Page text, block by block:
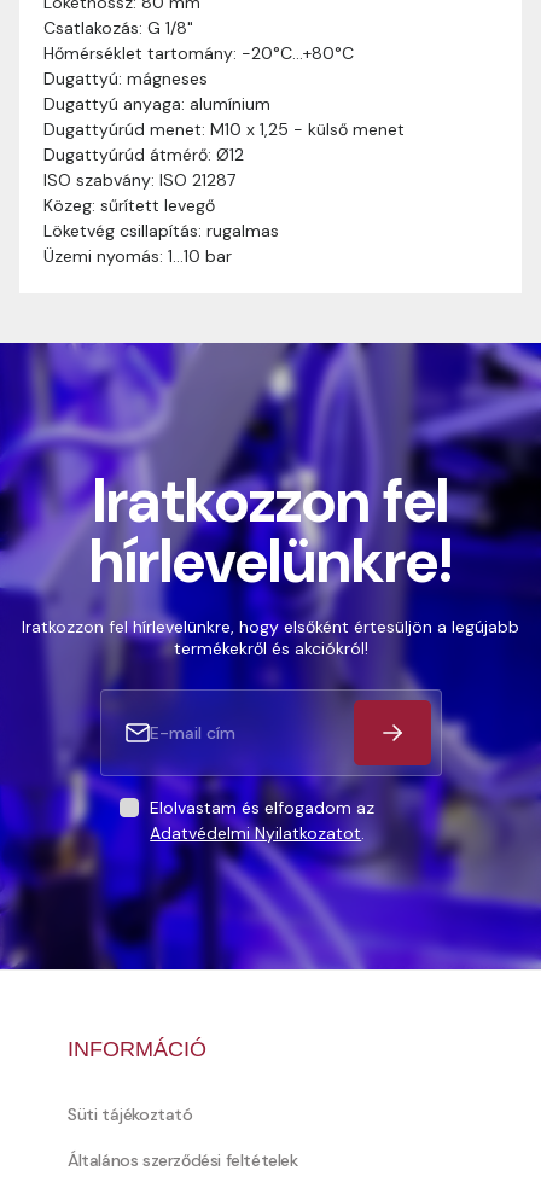
Csatlakozás: G 1/8"
Hőmérséklet tartomány: -20°C…+80°C
Dugattyú: mágneses
Dugattyú anyaga: alumínium
Dugattyúrúd menet: M10 x 1,25 - külső menet
Dugattyúrúd átmérő: Ø12
ISO szabvány: ISO 21287
Közeg: sűrített levegő
Löketvég csillapítás: rugalmas
Üzemi nyomás: 1…10 bar
Szállítási idő:
munkanapon belül kézbesítjük. Amennyiben
valamilyen okból kifolyólag a szállítás hosszabb
ideig tart, előre értesítünk benneteket.
Szállítási díj: A szállítási díj függ a termék súlyától
és a szállítási cím távolságától. A pontos szállítási
díjat a vásárlás folyamata során megtekinthetitek,
mielőtt a rendelést véglegesítitek.
Iratkozzon fel
hírlevelünkre!
Iratkozzon fel hírlevelünkre, hogy elsőként értesüljön a legújabb
termékekről és akciókról!
Elolvastam és elfogadom az
Adatvédelmi Nyilatkozatot.
INFORMÁCIÓ
Süti tájékoztató
Általános szerződési feltételek